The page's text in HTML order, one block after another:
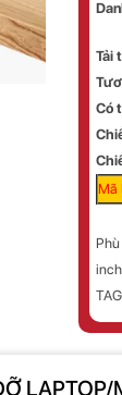
Tải
Có
Mã
LAPTOP/